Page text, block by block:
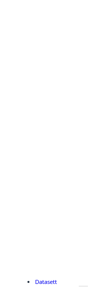
Datasett